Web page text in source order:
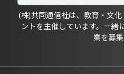
(株)共同通信社は、教育・文
ントを主催しています。一緒
業を募集